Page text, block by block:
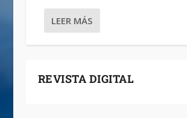
LEER MÁS
REVISTA DIGITAL